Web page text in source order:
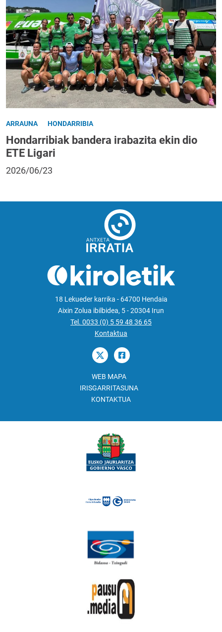
ARRAUNA HONDARRIBIA
Hondarribiak bandera irabazita ekin dio
ETE Ligari
2026/06/23
18 Lekueder karrika - 64700 Hendaia
Aixin Zolua ibilbidea, 5 - 20304 Irun
Tel. 0033 (0) 5 59 48 36 65
Kontaktua
WEB MAPA
IRISGARRITASUNA
KONTAKTUA